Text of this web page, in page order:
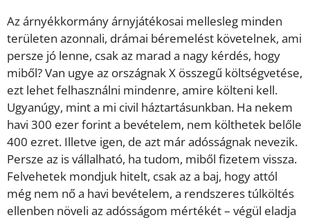
Az árnyékkormány árnyjátékosai mellesleg minden
területen azonnali, drámai béremelést követelnek, ami
persze jó lenne, csak az marad a nagy kérdés, hogy
miből? Van ugye az országnak X összegű költségvetése,
ezt lehet felhasználni mindenre, amire költeni kell.
Ugyanúgy, mint a mi civil háztartásunkban. Ha nekem
havi 300 ezer forint a bevételem, nem költhetek belőle
400 ezret. Illetve igen, de azt már adósságnak nevezik.
Persze az is vállalható, ha tudom, miből fizetem vissza.
Felvehetek mondjuk hitelt, csak az a baj, hogy attól
még nem nő a havi bevételem, a rendszeres túlköltés
ellenben növeli az adósságom mértékét – végül eladja